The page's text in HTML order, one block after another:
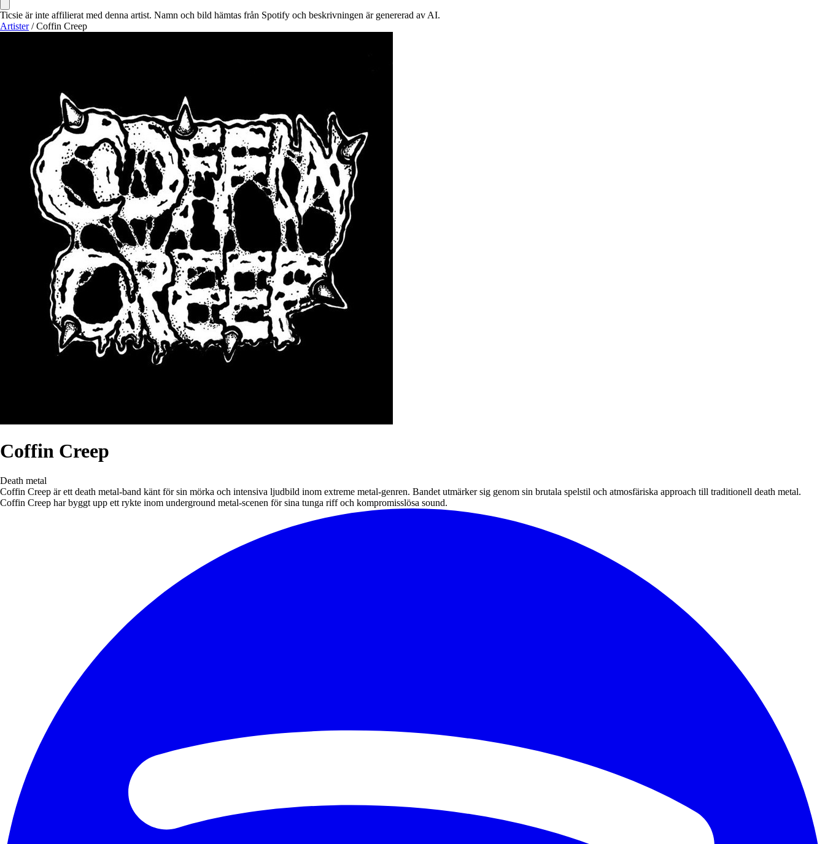
Ticsie är inte affilierat med denna artist. Namn och bild hämtas från Spotify och beskrivningen är genererad av AI.
Artister / Coffin Creep
Coffin Creep
Death metal
Coffin Creep är ett death metal-band känt för sin mörka och intensiva ljudbild inom extreme metal-genren. Bandet utmärker sig genom sin brutala spelstil och atmosfäriska approach till traditionell death metal.
Coffin Creep har byggt upp ett rykte inom underground metal-scenen för sina tunga riff och kompromisslösa sound.